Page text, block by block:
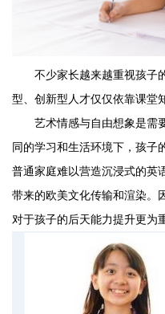
不少家长越来越重视孩子的
型、创新型人才仅仅依靠课堂
艺术情感与自由想象是需要
同的学习和生活环境下，孩子
普通家庭难以营造沉浸式的英
带来的欧美文化传输和渲染。
对于孩子的后天能力提升更为